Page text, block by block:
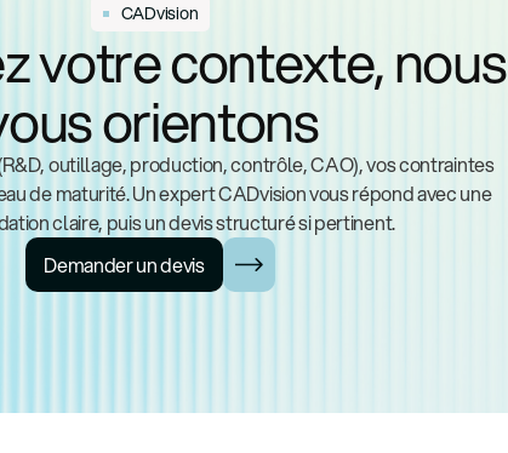
CADvision
votre contexte, nous
orientons
outillage, production, contrôle, CAO), vos contraintes
de maturité. Un expert CADvision vous répond avec une
claire, puis un devis structuré si pertinent.
Demander un devis